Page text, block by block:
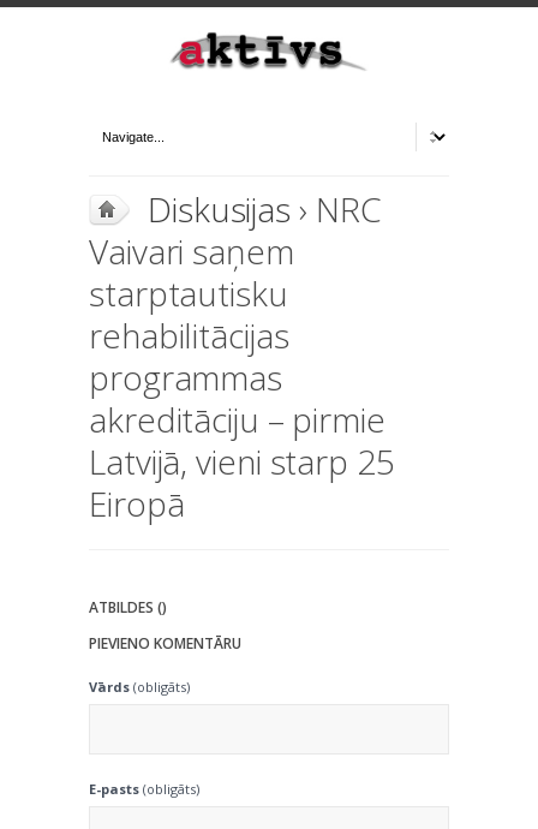
Diskusijas › NRC
Vaivari saņem
starptautisku
rehabilitācijas
programmas
akreditāciju – pirmie
Latvijā, vieni starp 25
Eiropā
ATBILDES ()
PIEVIENO KOMENTĀRU
Vārds (obligāts)
E-pasts (obligāts)